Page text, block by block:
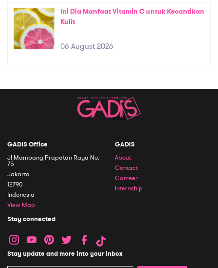
Ini Dia Manfaat Vitamin C untuk Kecantikan
Kulit
06 August 2026
GADIS Office
Jl Mampang Prapatan Raya No.
75
Jakarta
12790
Indonesia
View Map
GADIS
About
Contact
Carreer
Internship
Stay connected
Stay update and more into your inbox